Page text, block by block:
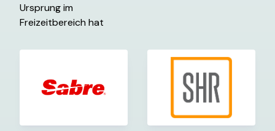
Ursprung im
Freizeitbereich hat